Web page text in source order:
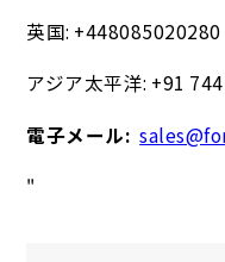
英国: +448085020280
アジア太平洋: +91
電子メール:
"